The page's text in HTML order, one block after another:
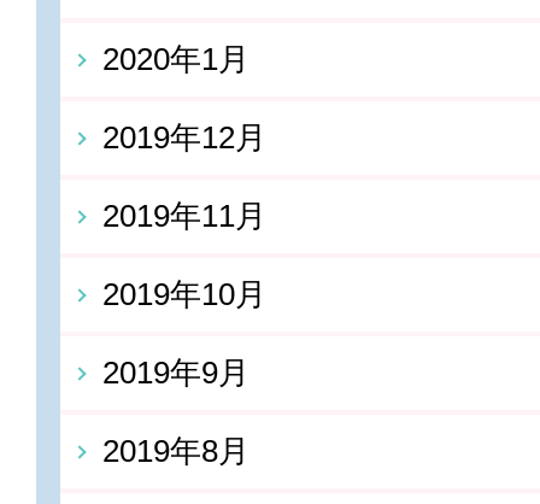
2020年1月
2019年12月
2019年11月
2019年10月
2019年9月
2019年8月